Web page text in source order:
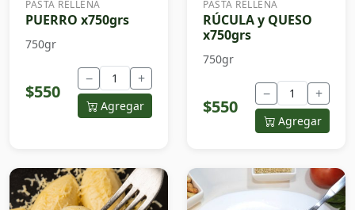
PASTA RELLENA
PUERRO x750grs
750gr
$550
− +
Agregar
PASTA RELLENA
RÚCULA y QUESO
x750grs
750gr
$550
− +
Agregar